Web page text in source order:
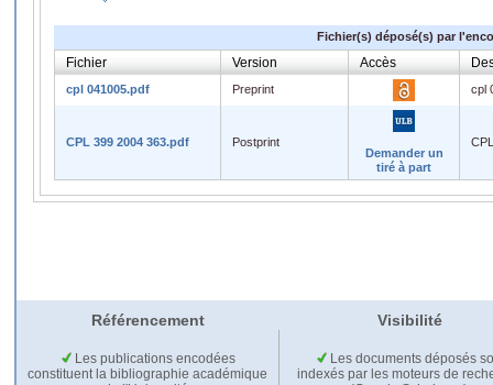
Fichier(s) déposé(s) par
Fichier Version Accès
cpl 041005.pdf Preprint cpl
CPL 399 2004 363.pdf
Postprint
Demander un
tiré à part
Référencement Visibilité
Les publications encodées
constituent la bibliographie académique
Les documents déposés
indexés par les moteurs de